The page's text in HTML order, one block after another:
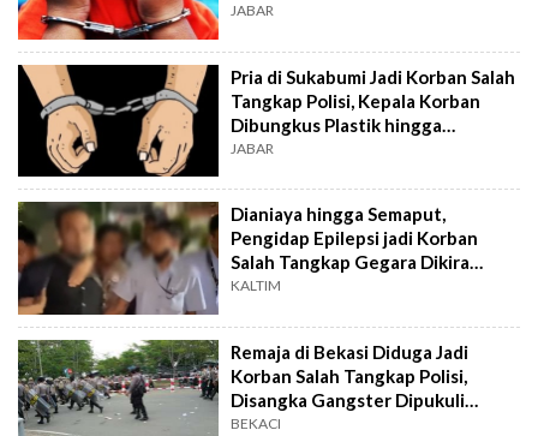
JABAR
Pria di Sukabumi Jadi Korban Salah
Tangkap Polisi, Kepala Korban
Dibungkus Plastik hingga
Disundut Rokok
JABAR
Dianiaya hingga Semaput,
Pengidap Epilepsi jadi Korban
Salah Tangkap Gegara Dikira
Maling Motor
KALTIM
Remaja di Bekasi Diduga Jadi
Korban Salah Tangkap Polisi,
Disangka Gangster Dipukuli
hingga Kritis
BEKACI